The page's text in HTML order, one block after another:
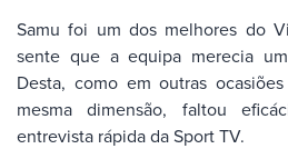
Samu foi um dos melhores do
sente que a equipa merecia
Desta, como em outras
mesma dimensão, faltou
entrevista rápida da Sport TV.